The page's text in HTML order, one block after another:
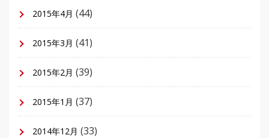
2015年4月 (44)
2015年3月 (41)
2015年2月 (39)
2015年1月 (37)
2014年12月 (33)